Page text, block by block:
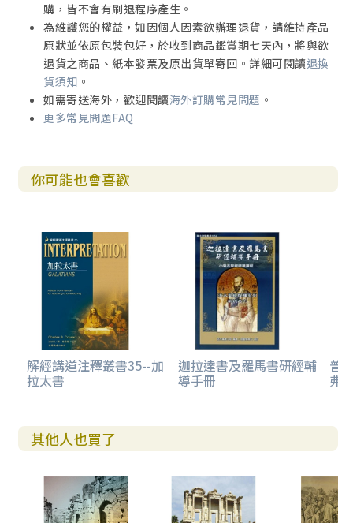
購，皆不會有刷退程序產生。
為維護您的權益，如因個人因素欲辦理退貨，請維持產品
原狀並依原包裝包好，於收到商品鑑賞期七天內，將與欲
退貨之商品、紙本發票及原出貨單寄回。詳細可閱讀退換
貨須知 。
如需寄送海外，歡迎閱讀海外訂購常見問題 。
更多常見問題FAQ
你可能也會喜歡
解經講道注釋叢書35--加
拉太書
迦拉達書及羅馬書研經輔
導手冊
普
弗
其他人也買了